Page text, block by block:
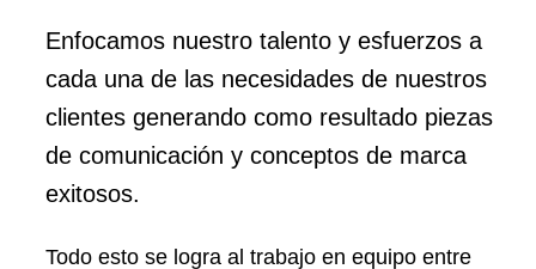
Enfocamos nuestro talento y esfuerzos a
cada una de las necesidades de nuestros
clientes generando como resultado piezas
de comunicación y conceptos de marca
exitosos.
Todo esto se logra al trabajo en equipo entre